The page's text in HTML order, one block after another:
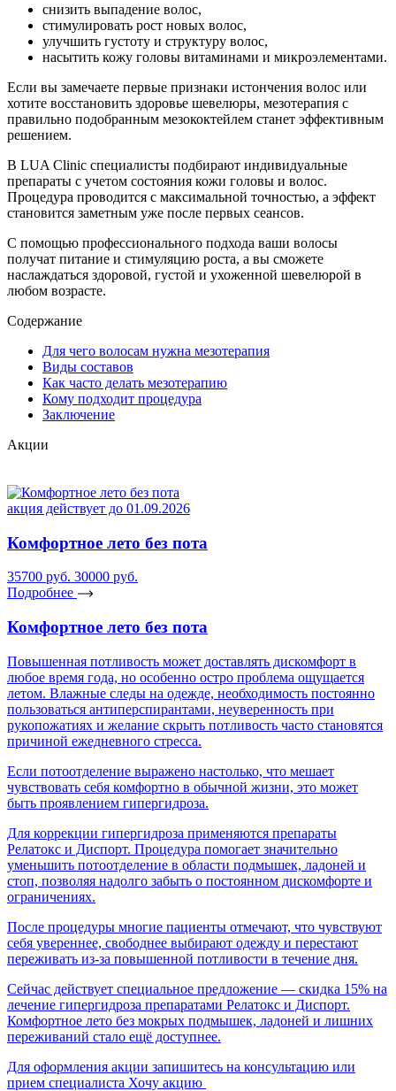
снизить выпадение волос,
стимулировать рост новых волос,
улучшить густоту и структуру волос,
насытить кожу головы витаминами и микроэлементами.
Если вы замечаете первые признаки истончения волос или
хотите восстановить здоровье шевелюры, мезотерапия с
правильно подобранным мезококтейлем станет эффективным
решением.
В LUA Clinic специалисты подбирают индивидуальные
препараты с учетом состояния кожи головы и волос.
Процедура проводится с максимальной точностью, а эффект
становится заметным уже после первых сеансов.
С помощью профессионального подхода ваши волосы
получат питание и стимуляцию роста, а вы сможете
наслаждаться здоровой, густой и ухоженной шевелюрой в
любом возрасте.
Содержание
Для чего волосам нужна мезотерапия
Виды составов
Как часто делать мезотерапию
Кому подходит процедура
Заключение
Акции
акция действует до 01.09.2026
Комфортное лето без пота
35700 руб. 30000 руб.
Подробнее
Комфортное лето без пота
Повышенная потливость может доставлять дискомфорт в
любое время года, но особенно остро проблема ощущается
летом. Влажные следы на одежде, необходимость постоянно
пользоваться антиперспирантами, неуверенность при
рукопожатиях и желание скрыть потливость часто становятся
причиной ежедневного стресса.
Если потоотделение выражено настолько, что мешает
чувствовать себя комфортно в обычной жизни, это может
быть проявлением гипергидроза.
Для коррекции гипергидроза применяются препараты
Релатокс и Диспорт. Процедура помогает значительно
уменьшить потоотделение в области подмышек, ладоней и
стоп, позволяя надолго забыть о постоянном дискомфорте и
ограничениях.
После процедуры многие пациенты отмечают, что чувствуют
себя увереннее, свободнее выбирают одежду и перестают
переживать из-за повышенной потливости в течение дня.
Сейчас действует специальное предложение — скидка 15% на
лечение гипергидроза препаратами Релатокс и Диспорт.
Комфортное лето без мокрых подмышек, ладоней и лишних
переживаний стало ещё доступнее.
Для оформления акции запишитесь на консультацию или
прием специалиста Хочу акцию